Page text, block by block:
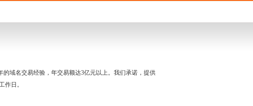
域名交易经验，年交易额达3亿元以上。我们承诺，提供
作日。